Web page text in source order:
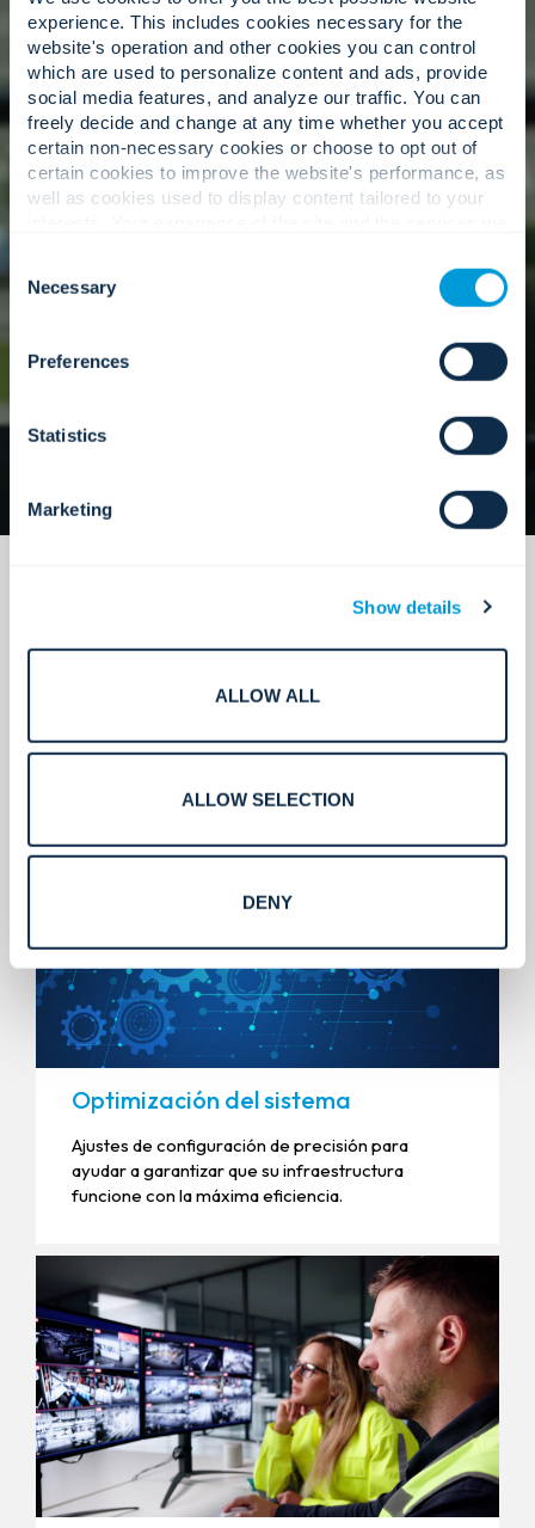
experience. This includes cookies necessary for the
website's operation and other cookies you can control
which are used to personalize content and ads, provide
social media features, and analyze our traffic. You can
freely decide and change at any time whether you accept
certain non-necessary cookies or choose to opt out of
certain cookies to improve the website's performance, as
well as cookies used to display content tailored to your
cookies. Click "Show details" below for more information
about who we share your information with.
Selection
Necessary
Preferences
Statistics
Marketing
Show details
ALLOW ALL
ALLOW SELECTION
DENY
Experiencia especializada.
Una red global de expertos en la materia que
comprenden los matices de su entorno único.
Servicios que escalan.
Optimización del sistema
Ajustes de configuración de precisión para
ayudar a garantizar que su infraestructura
funcione con la máxima eficiencia.